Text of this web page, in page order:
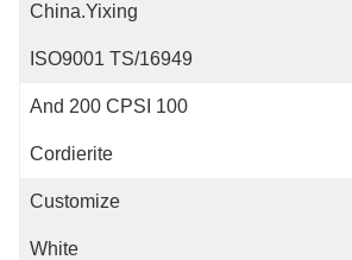
China.Yixing
ISO9001 TS/16949
100 And 200 CPSI
Cordierite
Customize
White